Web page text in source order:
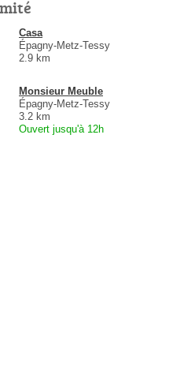
Casa
Épagny-Metz-Tessy
2.9 km
Monsieur Meuble
Épagny-Metz-Tessy
3.2 km
Ouvert jusqu'à 12h